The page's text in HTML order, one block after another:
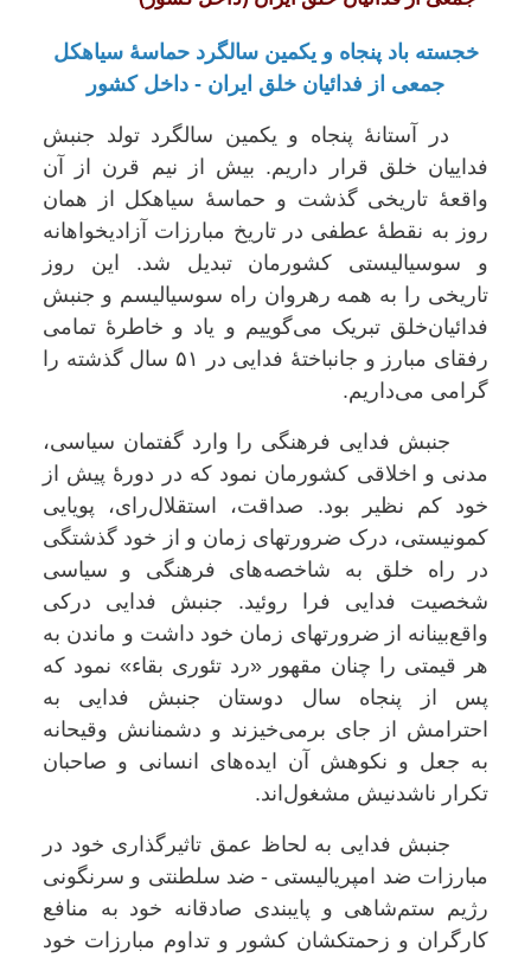
خجسته باد پنجاه و یکمین سالگرد حماسۀ سیاهکل
جمعی از فدائیان خلق ایران - داخل کشور
در آستانۀ پنجاه و یکمین سالگرد تولد جنبش
فداییان خلق قرار داریم. بیش از نیم قرن از آن
واقعۀ تاریخی گذشت و حماسۀ سیاهکل از همان
روز به نقطۀ عطفی در تاریخ مبارزات آزادیخواهانه
و سوسیالیستی کشورمان تبدیل شد. این روز
تاریخی را به همه رهروان راه سوسیالیسم و جنبش
فدائیان‌خلق تبریک می‌گوییم و یاد و خاطرۀ تمامی
رفقای مبارز و جانباختۀ فدایی در ۵۱ سال گذشته را
گرامی می‌داریم.
جنبش فدایی فرهنگی را وارد گفتمان سیاسی،
مدنی و اخلاقی کشورمان نمود که در دورۀ پیش از
خود کم نظیر بود. صداقت، استقلال‌رای، پویایی
کمونیستی، درک ضرورتهای زمان و از خود گذشتگی
در راه خلق به شاخصه‌های فرهنگی و سیاسی
شخصیت فدایی فرا روئید. جنبش فدایی درکی
واقع‌بینانه از ضرورتهای زمان خود داشت و ماندن به
هر قیمتی را چنان مقهور «رد تئوری بقاء» نمود که
پس از پنجاه سال دوستان جنبش فدایی به
احترامش از جای برمی‌خیزند و دشمنانش وقیحانه
به جعل و نکوهش آن ایده‌های انسانی و صاحبان
تکرار ناشدنیش مشغول‌اند.
جنبش فدایی به لحاظ عمق تاثیرگذاری خود در
مبارزات ضد امپریالیستی - ضد سلطنتی و سرنگونی
رژیم ستم‌شاهی و پایبندی صادقانه خود به منافع
کارگران و زحمتکشان کشور و تداوم مبارزات خود